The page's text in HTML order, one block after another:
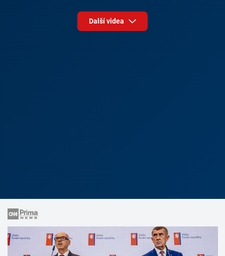
Další videa